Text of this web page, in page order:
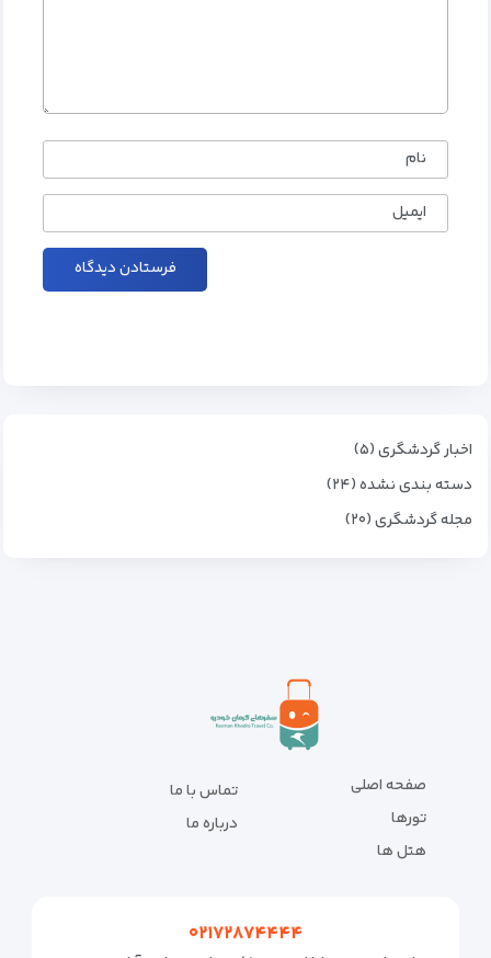
نام
ایمیل
اخبار گردشگری (۵)
دسته بندی نشده (۲۴)
مجله گردشگری (۲۰)
صفحه اصلی
تورها
هتل ها
تماس با ما
درباره ما
۰۲۱۷۲۸۷۴۴۴۴